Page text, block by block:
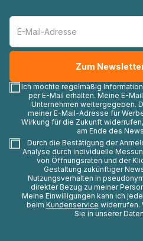
Ich möchte regelmäßig
per E-Mail erhalten. Meine E-
Unternehmen weitergegeben.
meiner E-Mail-Adresse für
Wirkung für die Zukunft
am Ende des
Durch die Bestätigung der
Analyse durch individuelle
von Öffnungsraten und der
Gestaltung zukünftiger
Nutzungsverhalten in
direkter Bezug zu meiner
Meine Einwilligungen kann ich
beim Kundenservice widerrufen.
Sie in unserer